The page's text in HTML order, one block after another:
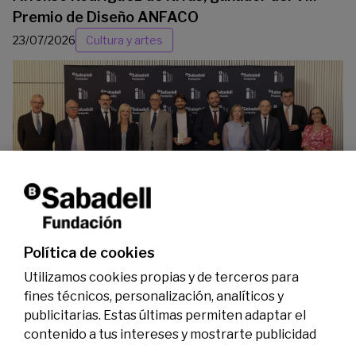
Premio de Diseño ANFACO
23/07/2026 Cultura y artes
La Fundación Banco Sabadell reconoce a dos
investigadores en los ámbitos de la edición del
genoma y la energía limpia
07/07/2026 Premios
Política de cookies
Utilizamos cookies propias y de terceros para
fines técnicos, personalización, analíticos y
publicitarias. Estas últimas permiten adaptar el
contenido a tus intereses y mostrarte publicidad